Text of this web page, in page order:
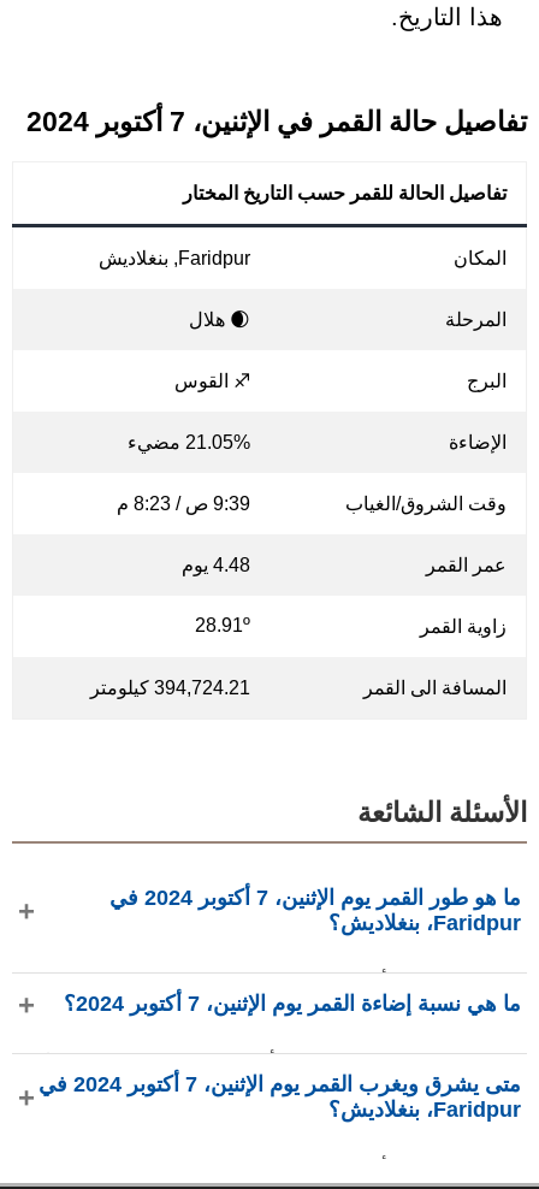
هذا التاريخ.
تفاصيل حالة القمر في الإثنين، 7 أكتوبر 2024
تفاصيل الحالة للقمر حسب التاريخ المختار
المكان Faridpur, بنغلاديش
المرحلة 🌒 هلال
البرج ♐ القوس
الإضاءة 21.05% مضيء
وقت الشروق/الغياب 9:39 ص / 8:23 م
عمر القمر 4.48 يوم
زاوية القمر 28.91º
المسافة الى القمر 394,724.21 كيلومتر
الأسئلة الشائعة
ما هو طور القمر يوم الإثنين، 7 أكتوبر 2024 في
Faridpur، بنغلاديش؟
طور هلال بإضاءة 21.05%، عمره 4.48 يومًا، ويقع في كوكبةما هي نسبة إضاءة القمر يوم الإثنين، 7 أكتوبر 2024؟
phasesmoon.com.
متى يشرق ويغرب القمر يوم الإثنين، 7 أكتوبر 2024 في
Faridpur، بنغلاديش؟